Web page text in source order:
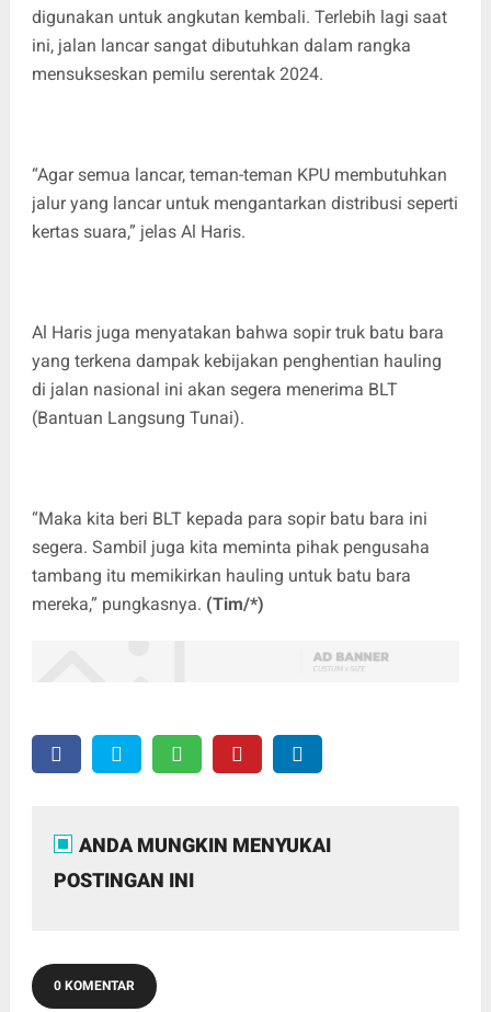
digunakan untuk angkutan kembali. Terlebih lagi saat
ini, jalan lancar sangat dibutuhkan dalam rangka
mensukseskan pemilu serentak 2024.
“Agar semua lancar, teman-teman KPU membutuhkan
jalur yang lancar untuk mengantarkan distribusi seperti
kertas suara,” jelas Al Haris.
Al Haris juga menyatakan bahwa sopir truk batu bara
yang terkena dampak kebijakan penghentian hauling
di jalan nasional ini akan segera menerima BLT
(Bantuan Langsung Tunai).
“Maka kita beri BLT kepada para sopir batu bara ini
segera. Sambil juga kita meminta pihak pengusaha
tambang itu memikirkan hauling untuk batu bara
mereka,” pungkasnya. (Tim/*)
ANDA MUNGKIN MENYUKAI
POSTINGAN INI
0 KOMENTAR